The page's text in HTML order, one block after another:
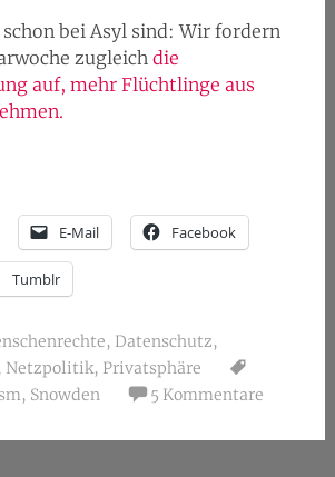
bei Asyl sind: Wir fordern
zugleich die
auf, mehr Flüchtlinge aus
E-Mail Facebook
Tumblr
, Datenschutz,
, Netzpolitik, Privatsphäre
, Snowden 5 Kommentare